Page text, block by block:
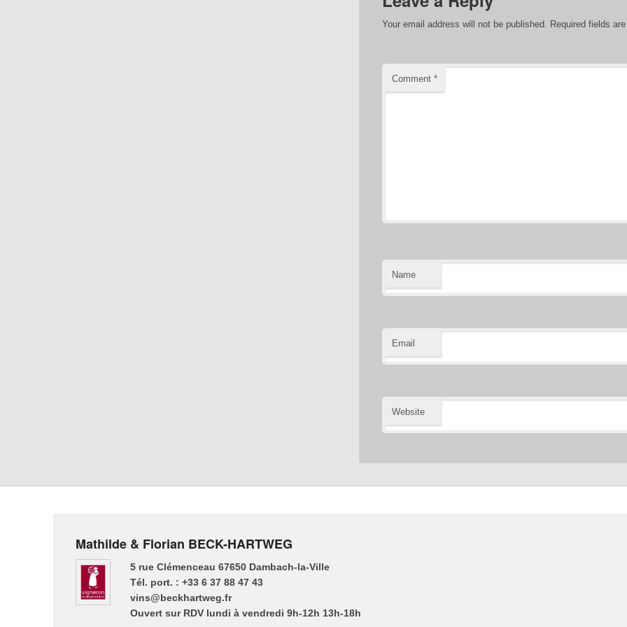
Your email address will not be published. Required fields
Comment *
Name
Email
Website
Mathilde & Florian BECK-HARTWEG
5 rue Clémenceau 67650 Dambach-la-Ville
Tél. port. : +33 6 37 88 47 43
vins@beckhartweg.fr
Ouvert sur RDV lundi à vendredi 9h-12h 13h-18h